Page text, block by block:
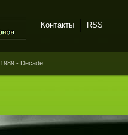
Контакты RSS
- Decade